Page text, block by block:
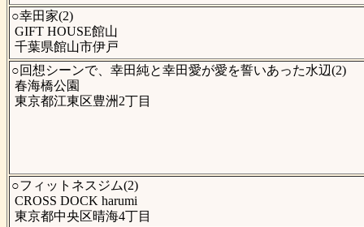
○幸田家(2)
GIFT HOUSE館山
千葉県館山市伊戸
○回想シーンで、幸田純と幸田愛が愛を誓いあった水辺(2)
春海橋公園
東京都江東区豊洲2丁目
○フィットネスジム(2)
CROSS DOCK harumi
東京都中央区晴海4丁目